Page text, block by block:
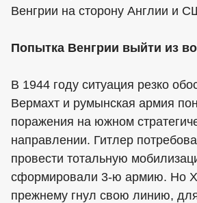
Венгрии на сторону Англии и
Попытка Венгрии выйти из
В 1944 году ситуация резко
Вермахт и румынская армия
поражения на южном
направлении. Гитлер
провести тотальную
сформировали 3-ю армию. Но
прежнему гнул свою линию,